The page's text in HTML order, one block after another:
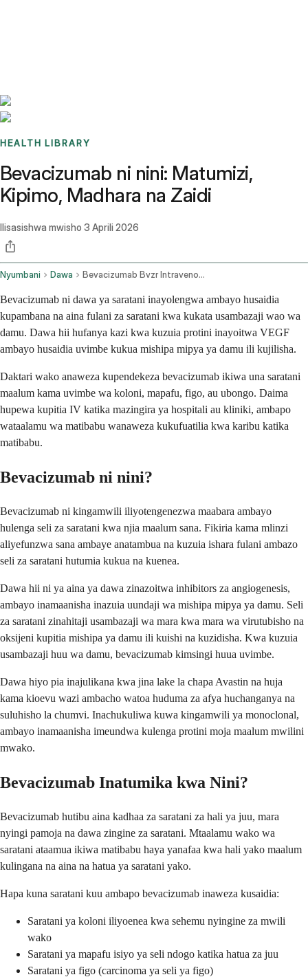
HEALTH LIBRARY
Bevacizumab ni nini: Matumizi,
Kipimo, Madhara na Zaidi
Ilisasishwa mwisho 3 Aprili 2026
Nyumbani Dawa Bevacizumab Bvzr Intravenous Route
Bevacizumab ni dawa ya saratani inayolengwa ambayo husaidia
kupambana na aina fulani za saratani kwa kukata usambazaji wao wa
damu. Dawa hii hufanya kazi kwa kuzuia protini inayoitwa VEGF
ambayo husaidia uvimbe kukua mishipa mipya ya damu ili kujilisha.
Daktari wako anaweza kupendekeza bevacizumab ikiwa una saratani
maalum kama uvimbe wa koloni, mapafu, figo, au ubongo. Daima
hupewa kupitia IV katika mazingira ya hospitali au kliniki, ambapo
wataalamu wa matibabu wanaweza kukufuatilia kwa karibu katika
matibabu.
Bevacizumab ni nini?
Bevacizumab ni kingamwili iliyotengenezwa maabara ambayo
hulenga seli za saratani kwa njia maalum sana. Fikiria kama mlinzi
aliyefunzwa sana ambaye anatambua na kuzuia ishara fulani ambazo
seli za saratani hutumia kukua na kuenea.
Dawa hii ni ya aina ya dawa zinazoitwa inhibitors za angiogenesis,
ambayo inamaanisha inazuia uundaji wa mishipa mipya ya damu. Seli
za saratani zinahitaji usambazaji wa mara kwa mara wa virutubisho na
oksijeni kupitia mishipa ya damu ili kuishi na kuzidisha. Kwa kuzuia
usambazaji huu wa damu, bevacizumab kimsingi huua uvimbe.
Dawa hiyo pia inajulikana kwa jina lake la chapa Avastin na huja
kama kioevu wazi ambacho watoa huduma za afya huchanganya na
suluhisho la chumvi. Inachukuliwa kuwa kingamwili ya monoclonal,
ambayo inamaanisha imeundwa kulenga protini moja maalum mwilini
mwako.
Bevacizumab Inatumika kwa Nini?
Bevacizumab hutibu aina kadhaa za saratani za hali ya juu, mara
nyingi pamoja na dawa zingine za saratani. Mtaalamu wako wa
saratani ataamua ikiwa matibabu haya yanafaa kwa hali yako maalum
kulingana na aina na hatua ya saratani yako.
Hapa kuna saratani kuu ambapo bevacizumab inaweza kusaidia:
Saratani ya koloni iliyoenea kwa sehemu nyingine za mwili
wako
Saratani ya mapafu isiyo ya seli ndogo katika hatua za juu
Saratani ya figo (carcinoma ya seli ya figo)